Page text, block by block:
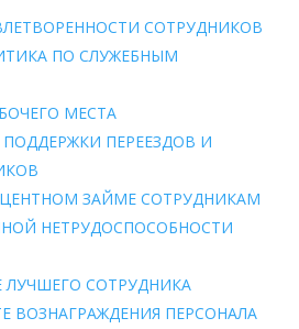
СОТРУДНИКОВ
ПО СЛУЖЕБНЫМ
МЕСТА
ПЕРЕЕЗДОВ И
ЗАЙМЕ СОТРУДНИКАМ
НЕТРУДОСПОСОБНОСТИ
СОТРУДНИКА
ВОЗНАГРАЖДЕНИЯ ПЕРСОНАЛА